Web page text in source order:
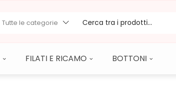
Tutte le categorie
FILATI E RICAMO BOTTONI